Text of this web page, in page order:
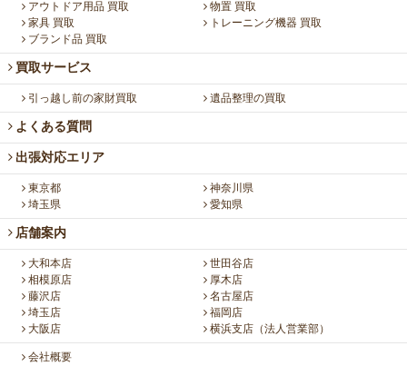
アウトドア用品 買取
物置 買取
家具 買取
トレーニング機器 買取
ブランド品 買取
買取サービス
引っ越し前の家財買取 遺品整理の買取
よくある質問
出張対応エリア
東京都
神奈川県
埼玉県
愛知県
店舗案内
大和本店
世田谷店
相模原店
厚木店
藤沢店
名古屋店
埼玉店
福岡店
大阪店
横浜支店（法人営業部）
会社概要